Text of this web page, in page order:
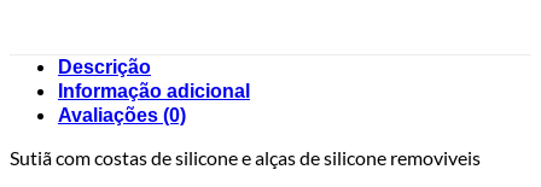
Descrição
Informação adicional
Avaliações (0)
Sutiã com costas de silicone e alças de silicone removiveis